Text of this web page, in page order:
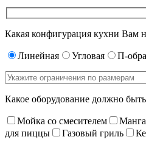
Какая конфигурация кухни Вам
Линейная Угловая П-
Какое оборудование должно
Мойка со смесителем
для пиццы
Газовый гриль